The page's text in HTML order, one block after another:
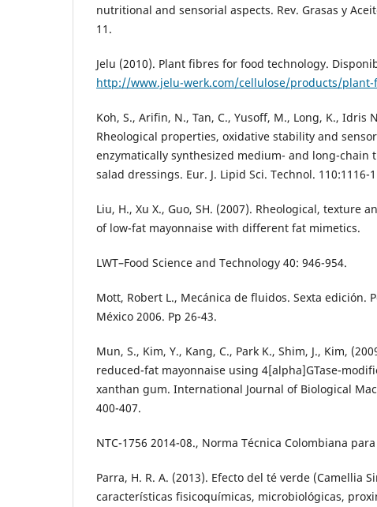
nutritional and sensorial aspects. Rev. Grasas y
11.
Jelu (2010). Plant fibres for food technology.
http://www.jelu-werk.com/cellulose/products/
Koh, S., Arifin, N., Tan, C., Yusoff, M., Long, K., Idris
Rheological properties, oxidative stability and
enzymatically synthesized medium- and long-chain
salad dressings. Eur. J. Lipid Sci. Technol. 110:1116-
Liu, H., Xu X., Guo, SH. (2007). Rheological, texture
of low-fat mayonnaise with different fat mimetics.
LWT–Food Science and Technology 40: 946-954.
Mott, Robert L., Mecánica de fluidos. Sexta edición.
México 2006. Pp 26-43.
Mun, S., Kim, Y., Kang, C., Park K., Shim, J., Kim,
reduced-fat mayonnaise using 4[alpha]GTase-
xanthan gum. International Journal of Biological
400-407.
NTC-1756 2014-08., Norma Técnica Colombiana
Parra, H. R. A. (2013). Efecto del té verde (Camellia
características fisicoquímicas, microbiológicas,